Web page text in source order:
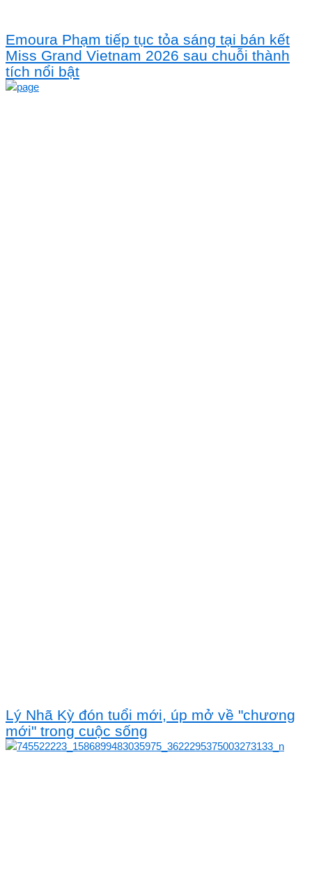
Emoura Phạm tiếp tục tỏa sáng tại bán kết
Miss Grand Vietnam 2026 sau chuỗi thành
tích nổi bật
Lý Nhã Kỳ đón tuổi mới, úp mở về "chương
mới" trong cuộc sống